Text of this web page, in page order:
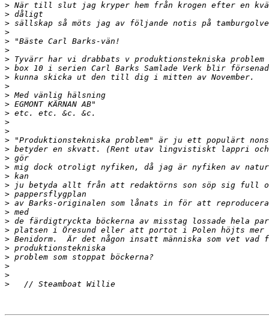
>
>
>
>
>
>
>
>
>
>
>
>
>
>
>
>
>
>
>
>
>
>
>
>
>
>
>
>
>
>
>
>